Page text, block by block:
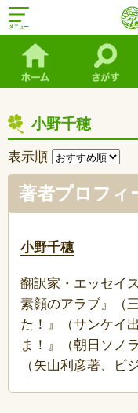
小野千穂
表示順
著者プロフィ
小野千穂
翻訳家・エッセイ
素顔のアラブ』（
た！』（サンケイ
ま！』（朝日ソノ
（矢山利彦著、ビ